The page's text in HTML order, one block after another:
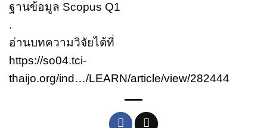
ฐานข้อมูล Scopus Q1
.
อ่านบทความวิจัยได้ที่
https://so04.tci-
thaijo.org/ind…/LEARN/article/view/282444